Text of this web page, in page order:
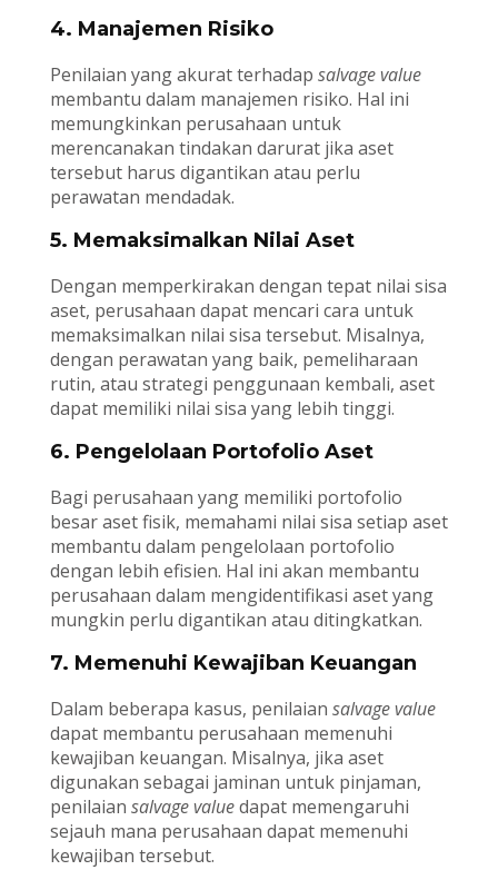
4. Manajemen Risiko
Penilaian yang akurat terhadap salvage value
membantu dalam manajemen risiko. Hal ini
memungkinkan perusahaan untuk
merencanakan tindakan darurat jika aset
tersebut harus digantikan atau perlu
perawatan mendadak.
5. Memaksimalkan Nilai Aset
Dengan memperkirakan dengan tepat nilai sisa
aset, perusahaan dapat mencari cara untuk
memaksimalkan nilai sisa tersebut. Misalnya,
dengan perawatan yang baik, pemeliharaan
rutin, atau strategi penggunaan kembali, aset
dapat memiliki nilai sisa yang lebih tinggi.
6. Pengelolaan Portofolio Aset
Bagi perusahaan yang memiliki portofolio
besar aset fisik, memahami nilai sisa setiap aset
membantu dalam pengelolaan portofolio
dengan lebih efisien. Hal ini akan membantu
perusahaan dalam mengidentifikasi aset yang
mungkin perlu digantikan atau ditingkatkan.
7. Memenuhi Kewajiban Keuangan
Dalam beberapa kasus, penilaian salvage value
dapat membantu perusahaan memenuhi
kewajiban keuangan. Misalnya, jika aset
digunakan sebagai jaminan untuk pinjaman,
penilaian salvage valuedapat memengaruhi
sejauh mana perusahaan dapat memenuhi
kewajiban tersebut.